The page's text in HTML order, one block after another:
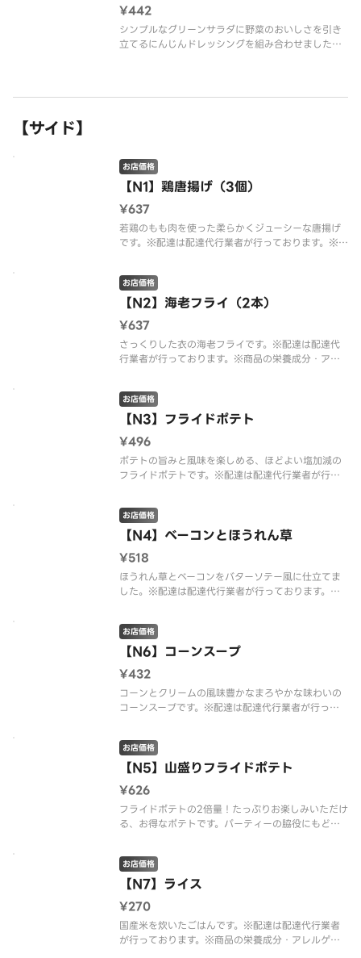
¥442
シンプルなグリーンサラダに野菜のおいしさを引き
立てるにんじんドレッシングを組み合わせました。
【サイド】
【N1】鶏唐揚げ（3個）
お店価格
¥637
若鶏のもも肉を使った柔らかくジューシーな唐揚げ
です。※配達は配達代行業者が行っております。※商
ムページをご確認ください。
【N2】海老フライ（2本）
お店価格
¥637
さっくりした衣の海老フライです。※配達は配達代
行業者が行っております。※商品の栄養成分・アレ
ださい。
【N3】フライドポテト
お店価格
¥496
ポテトの旨みと風味を楽しめる、ほどよい塩加減の
フライドポテトです。※配達は配達代行業者が行っ
は、デニーズのホームページをご確認ください。
【N4】ベーコンとほうれん草
お店価格
¥518
ほうれん草とベーコンをバターソテー風に仕立てま
した。※配達は配達代行業者が行っております。※
ームページをご確認ください。
【N6】コーンスープ
お店価格
¥432
コーンとクリームの風味豊かなまろやかな味わいの
コーンスープです。※配達は配達代行業者が行って
デニーズのホームページをご確認ください。
【N5】山盛りフライドポテト
お店価格
¥626
フライドポテトの2倍量！たっぷりお楽しみいただけ
る、お得なポテトです。パーティーの脇役にもどう
品の栄養成分・アレルゲン情報は、デニーズのホー
ムページをご確認ください。
【N7】ライス
お店価格
¥270
国産米を炊いたごはんです。※配達は配達代行業者
が行っております。※商品の栄養成分・アレルゲン